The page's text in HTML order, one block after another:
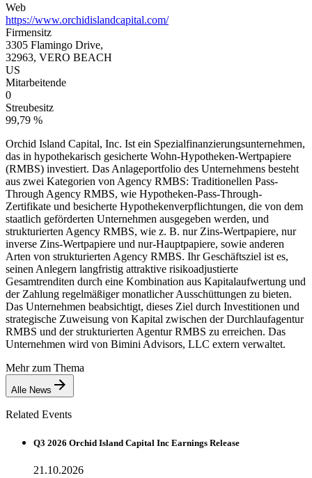
Web
https://www.orchidislandcapital.com/
Firmensitz
3305 Flamingo Drive,
32963, VERO BEACH
US
Mitarbeitende
0
Streubesitz
99,79 %
Orchid Island Capital, Inc. Ist ein Spezialfinanzierungsunternehmen,
das in hypothekarisch gesicherte Wohn-Hypotheken-Wertpapiere
(RMBS) investiert. Das Anlageportfolio des Unternehmens besteht
aus zwei Kategorien von Agency RMBS: Traditionellen Pass-
Through Agency RMBS, wie Hypotheken-Pass-Through-
Zertifikate und besicherte Hypothekenverpflichtungen, die von dem
staatlich geförderten Unternehmen ausgegeben werden, und
strukturierten Agency RMBS, wie z. B. nur Zins-Wertpapiere, nur
inverse Zins-Wertpapiere und nur-Hauptpapiere, sowie anderen
Arten von strukturierten Agency RMBS. Ihr Geschäftsziel ist es,
seinen Anlegern langfristig attraktive risikoadjustierte
Gesamtrenditen durch eine Kombination aus Kapitalaufwertung und
der Zahlung regelmäßiger monatlicher Ausschüttungen zu bieten.
Das Unternehmen beabsichtigt, dieses Ziel durch Investitionen und
strategische Zuweisung von Kapital zwischen der Durchlaufagentur
RMBS und der strukturierten Agentur RMBS zu erreichen. Das
Unternehmen wird von Bimini Advisors, LLC extern verwaltet.
Mehr zum Thema
Alle News
Related Events
Q3 2026 Orchid Island Capital Inc Earnings Release
21.10.2026